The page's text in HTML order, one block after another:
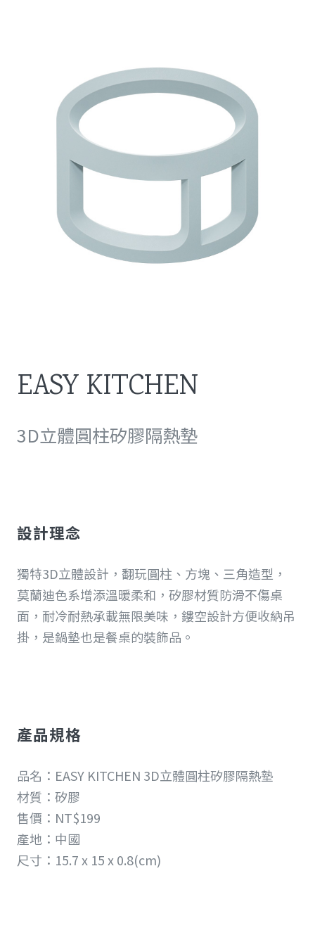
EASY KITCHEN
3D立體圓柱矽膠隔熱墊
設計理念
獨特3D立體設計，翻玩圓柱、方塊、三角造型，
莫蘭迪色系增添溫暖柔和，矽膠材質防滑不傷桌
面，耐冷耐熱承載無限美味，鏤空設計方便收納吊
掛，是鍋墊也是餐桌的裝飾品。
產品規格
品名：EASY KITCHEN 3D立體圓柱矽膠隔熱墊
材質：矽膠
售價：NT$199
產地：中國
尺寸：15.7 x 15 x 0.8(cm)